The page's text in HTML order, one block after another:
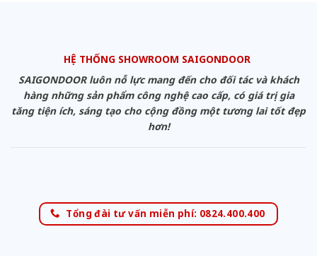
HỆ THỐNG SHOWROOM SAIGONDOOR
SAIGONDOOR luôn nỗ lực mang đến cho đối tác và khách
hàng những sản phẩm công nghệ cao cấp, có giá trị gia
tăng tiện ích, sáng tạo cho cộng đồng một tương lai tốt đẹp
hơn!
Tổng đài tư vấn miễn phí: 0824.400.400